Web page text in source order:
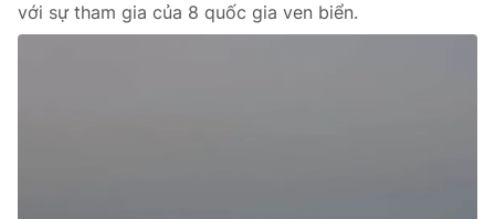
Pháp luật
với sự tham gia của 8 quốc gia ven biển.